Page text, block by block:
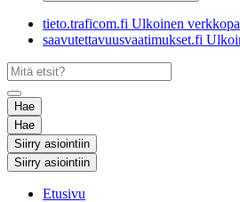
tieto.traficom.fi Ulkoinen
saavutettavuusvaatimukset.fi
Hae
Hae
Siirry asiointiin
Siirry asiointiin
Etusivu